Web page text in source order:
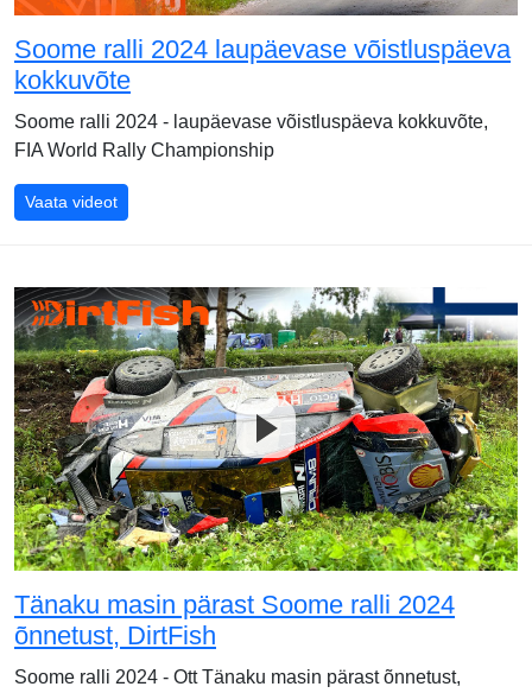
Soome ralli 2024 laupäevase võistluspäeva
kokkuvõte
Soome ralli 2024 - laupäevase võistluspäeva kokkuvõte,
FIA World Rally Championship
Vaata videotSoome ralli 2024 laupäevase võistluspäeva kokkuvõte
Tänaku masin pärast Soome ralli 2024
õnnetust, DirtFish
Soome ralli 2024 - Ott Tänaku masin pärast õnnetust,